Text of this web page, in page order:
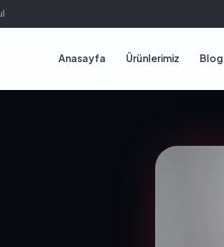
Anasayfa Ürünlerimiz Blog